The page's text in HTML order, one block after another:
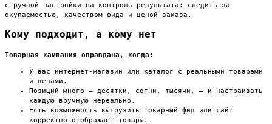
с ручной настройки на контроль результата: следить за
окупаемостью, качеством фида и ценой заказа.
Кому подходит, а кому нет
Товарная кампания оправдана, когда:
У вас интернет-магазин или каталог с реальными товарами
и ценами.
Позиций много — десятки, сотни, тысячи, — и настраивать
каждую вручную нереально.
Есть возможность выгрузить товарный фид или сайт
корректно отображает товары.